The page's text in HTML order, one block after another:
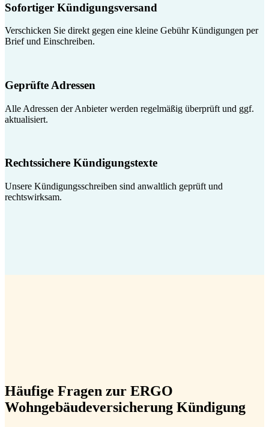
Sofortiger Kündigungsversand
Verschicken Sie direkt gegen eine kleine Gebühr Kündigungen per
Brief und Einschreiben.
Geprüfte Adressen
Alle Adressen der Anbieter werden regelmäßig überprüft und ggf.
aktualisiert.
Rechtssichere Kündigungstexte
Unsere Kündigungsschreiben sind anwaltlich geprüft und
rechtswirksam.
Häufige Fragen zur ERGO
Wohngebäudeversicherung Kündigung